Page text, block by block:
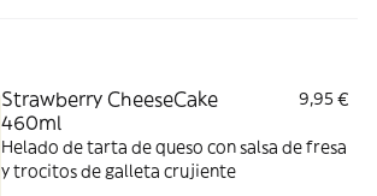
Strawberry CheeseCake
460ml
9,95 €
Helado de tarta de queso con salsa de fresa
y trocitos de galleta crujiente